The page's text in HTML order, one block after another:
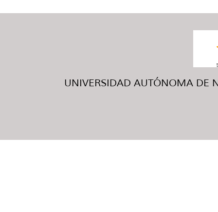
UNIVERSIDAD AUTÓNOMA DE